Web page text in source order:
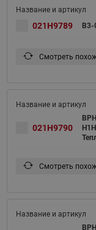
021H9789 B3-
Смотреть
021H9790
Смотреть